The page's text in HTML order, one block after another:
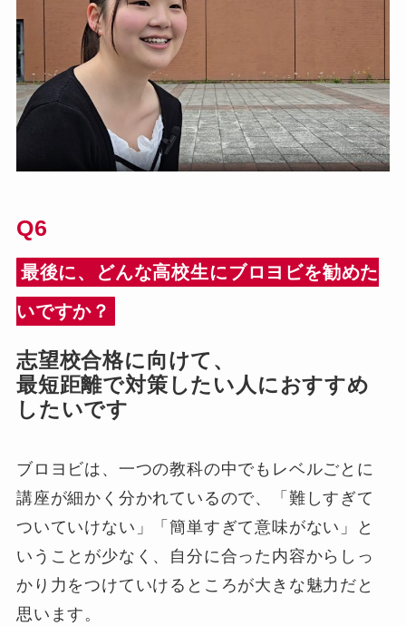
Q6
最後に、どんな高校生にブロヨビを勧めた
いですか？
志望校合格に向けて、
最短距離で対策したい人におすすめ
したいです
ブロヨビは、一つの教科の中でもレベルごとに
講座が細かく分かれているので、「難しすぎて
ついていけない」「簡単すぎて意味がない」と
いうことが少なく、自分に合った内容からしっ
かり力をつけていけるところが大きな魅力だと
思います。